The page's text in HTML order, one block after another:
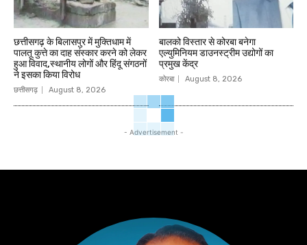
छत्तीसगढ़ के बिलासपुर में मुक्तिधाम में
पालतू कुत्ते का दाह संस्कार करने को लेकर
हुआ विवाद,स्थानीय लोगों और हिंदू संगठनों
ने इसका किया विरोध
छत्तीसगढ़ August 8, 2026
बालको विस्तार से कोरबा बनेगा
एल्युमिनियम डाउनस्ट्रीम उद्योगों का
प्रमुख केंद्र
कोरबा August 8, 2026
- Advertisement -